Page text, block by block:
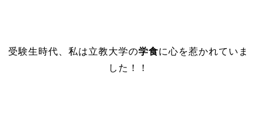
受験生時代、私は立教大学の学食に心を惹かれていま
した！！